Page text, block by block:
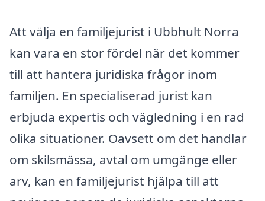
Att välja en familjejurist i Ubbhult Norra
kan vara en stor fördel när det kommer
till att hantera juridiska frågor inom
familjen. En specialiserad jurist kan
erbjuda expertis och vägledning i en rad
olika situationer. Oavsett om det handlar
om skilsmässa, avtal om umgänge eller
arv, kan en familjejurist hjälpa till att